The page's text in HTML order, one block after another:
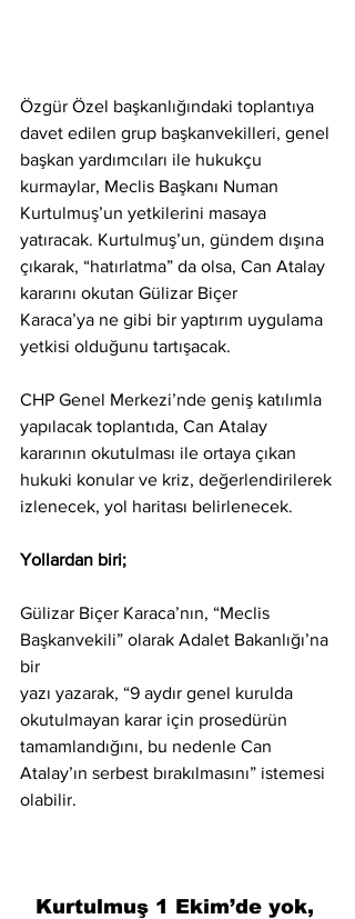
Özgür Özel başkanlığındaki toplantıya
davet edilen grup başkanvekilleri, genel
başkan yardımcıları ile hukukçu
kurmaylar, Meclis Başkanı Numan
Kurtulmuş’un yetkilerini masaya
yatıracak. Kurtulmuş’un, gündem dışına
çıkarak, “hatırlatma” da olsa, Can Atalay
kararını okutan Gülizar Biçer
Karaca’ya ne gibi bir yaptırım uygulama
yetkisi olduğunu tartışacak.
CHP Genel Merkezi’nde geniş katılımla
yapılacak toplantıda, Can Atalay
kararının okutulması ile ortaya çıkan
hukuki konular ve kriz, değerlendirilerek
izlenecek, yol haritası belirlenecek.
Yollardan biri;
Gülizar Biçer Karaca’nın, “Meclis
Başkanvekili” olarak Adalet Bakanlığı’na
bir
yazı yazarak, “9 aydır genel kurulda
okutulmayan karar için prosedürün
tamamlandığını, bu nedenle Can
Atalay’ın serbest bırakılmasını” istemesi
olabilir.
Kurtulmuş 1 Ekim’de yok,